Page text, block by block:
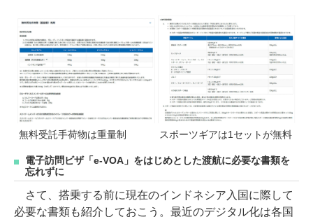
無料受託手荷物は重量制 スポーツギアは1セットが無料
電子訪問ビザ「e-VOA」をはじめとした渡航に必要な書類を
忘れずに
さて、搭乗する前に現在のインドネシア入国に際して
必要な書類も紹介しておこう。最近のデジタル化は各国